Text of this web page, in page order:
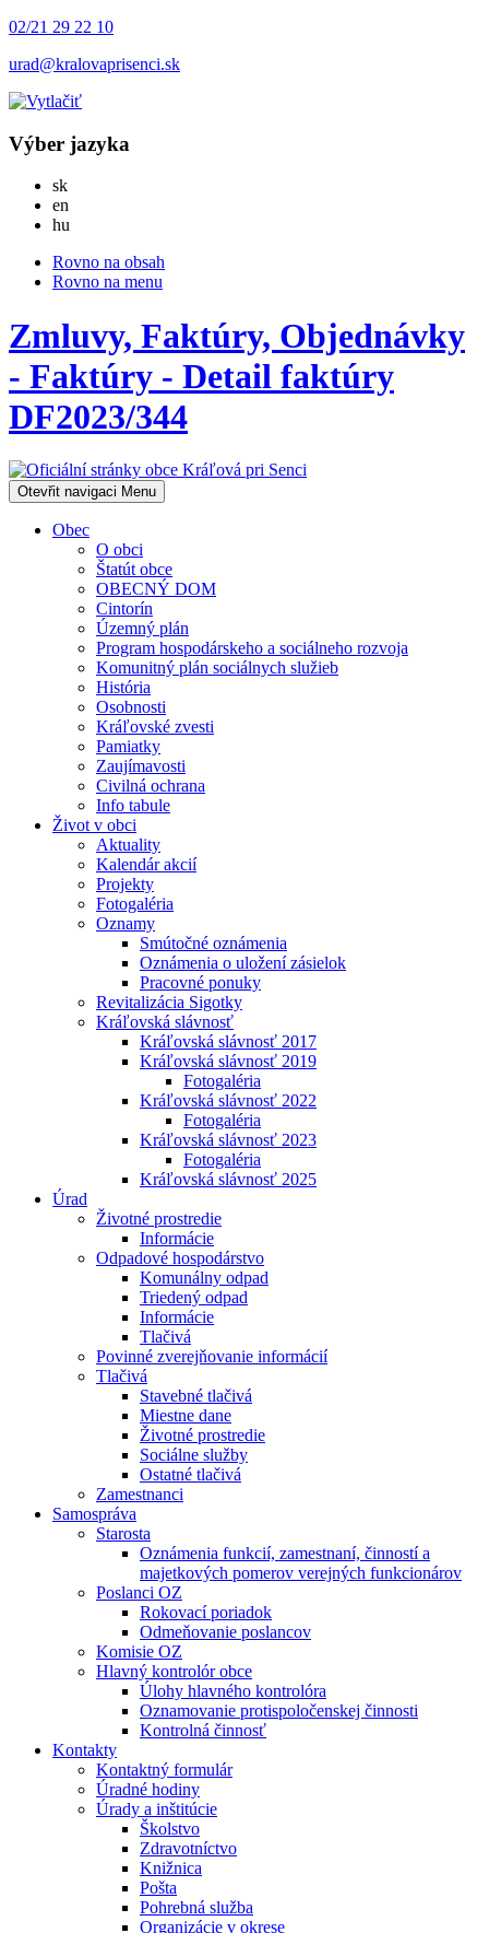
02/21 29 22 10
urad@kralovaprisenci.sk
Výber jazyka
skSlovensky
en
hu
Rovno na obsah
Rovno na menu
Zmluvy, Faktúry, Objednávky
- Faktúry - Detail faktúry
DF2023/344
Otevřit navigaci Menu
Obec
O obci
Štatút obce
OBECNÝ DOM
Cintorín
Územný plán
Program hospodárskeho a sociálneho rozvoja
Komunitný plán sociálnych služieb
História
Osobnosti
Kráľovské zvesti
Pamiatky
Zaujímavosti
Civilná ochrana
Info tabule
Život v obci
Aktuality
Kalendár akcií
Projekty
Fotogaléria
Oznamy
Smútočné oznámenia
Oznámenia o uložení zásielok
Pracovné ponuky
Revitalizácia Sigotky
Kráľovská slávnosť
Kráľovská slávnosť 2017
Kráľovská slávnosť 2019
Fotogaléria
Kráľovská slávnosť 2022
Fotogaléria
Kráľovská slávnosť 2023
Fotogaléria
Kráľovská slávnosť 2025
Úrad
Životné prostredie
Informácie
Odpadové hospodárstvo
Komunálny odpad
Triedený odpad
Informácie
Tlačivá
Povinné zverejňovanie informácií
Tlačivá
Stavebné tlačivá
Miestne dane
Životné prostredie
Sociálne služby
Ostatné tlačivá
Zamestnanci
Samospráva
Starosta
Oznámenia funkcií, zamestnaní, činností a
majetkových pomerov verejných funkcionárov
Poslanci OZ
Rokovací poriadok
Odmeňovanie poslancov
Komisie OZ
Hlavný kontrolór obce
Úlohy hlavného kontrolóra
Oznamovanie protispoločenskej činnosti
Kontrolná činnosť
Kontakty
Kontaktný formulár
Úradné hodiny
Úrady a inštitúcie
Školstvo
Zdravotníctvo
Knižnica
Pošta
Pohrebná služba
Organizácie v okrese